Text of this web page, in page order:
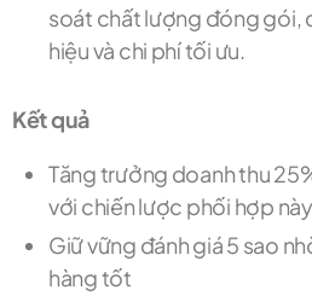
soát chất lượng đóng gói,
hiệu và chi phí tối ưu.
Kết quả
Tăng trưởng doanh thu
với chiến lược phối hợp này
Giữ vững đánh giá 5 sao
hàng tốt